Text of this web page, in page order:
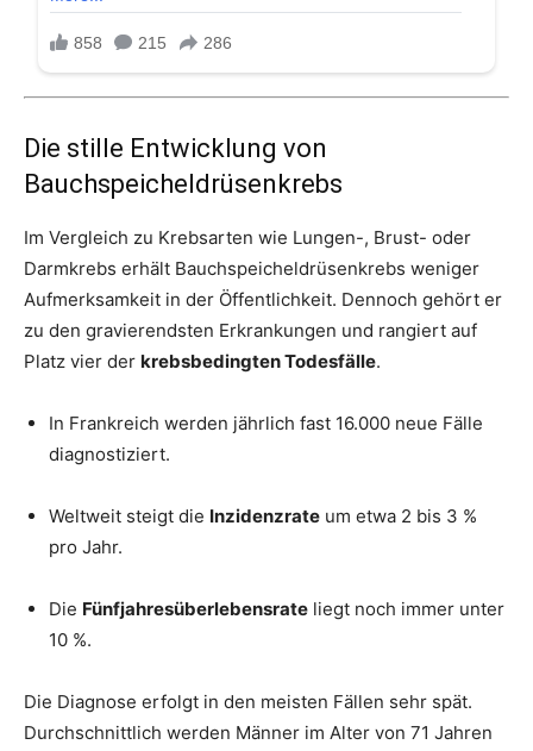
Die stille Entwicklung von
Bauchspeicheldrüsenkrebs
Im Vergleich zu Krebsarten wie Lungen-, Brust- oder
Darmkrebs erhält Bauchspeicheldrüsenkrebs weniger
Aufmerksamkeit in der Öffentlichkeit. Dennoch gehört er
zu den gravierendsten Erkrankungen und rangiert auf
Platz vier der krebsbedingten Todesfälle.
In Frankreich werden jährlich fast 16.000 neue Fälle
diagnostiziert.
Weltweit steigt die Inzidenzrate um etwa 2 bis 3 %
pro Jahr.
Die Fünfjahresüberlebensrate liegt noch immer unter
10 %.
Die Diagnose erfolgt in den meisten Fällen sehr spät.
Durchschnittlich werden Männer im Alter von 71 Jahren